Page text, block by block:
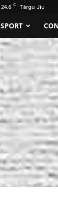
24.6 C Târgu Jiu
SPORT